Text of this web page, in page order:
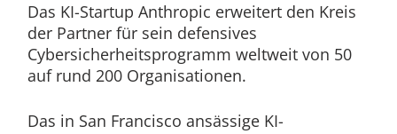
Das KI-Startup Anthropic erweitert den Kreis
der Partner für sein defensives
Cybersicherheitsprogramm weltweit von 50
auf rund 200 Organisationen.
Das in San Francisco ansässige KI-